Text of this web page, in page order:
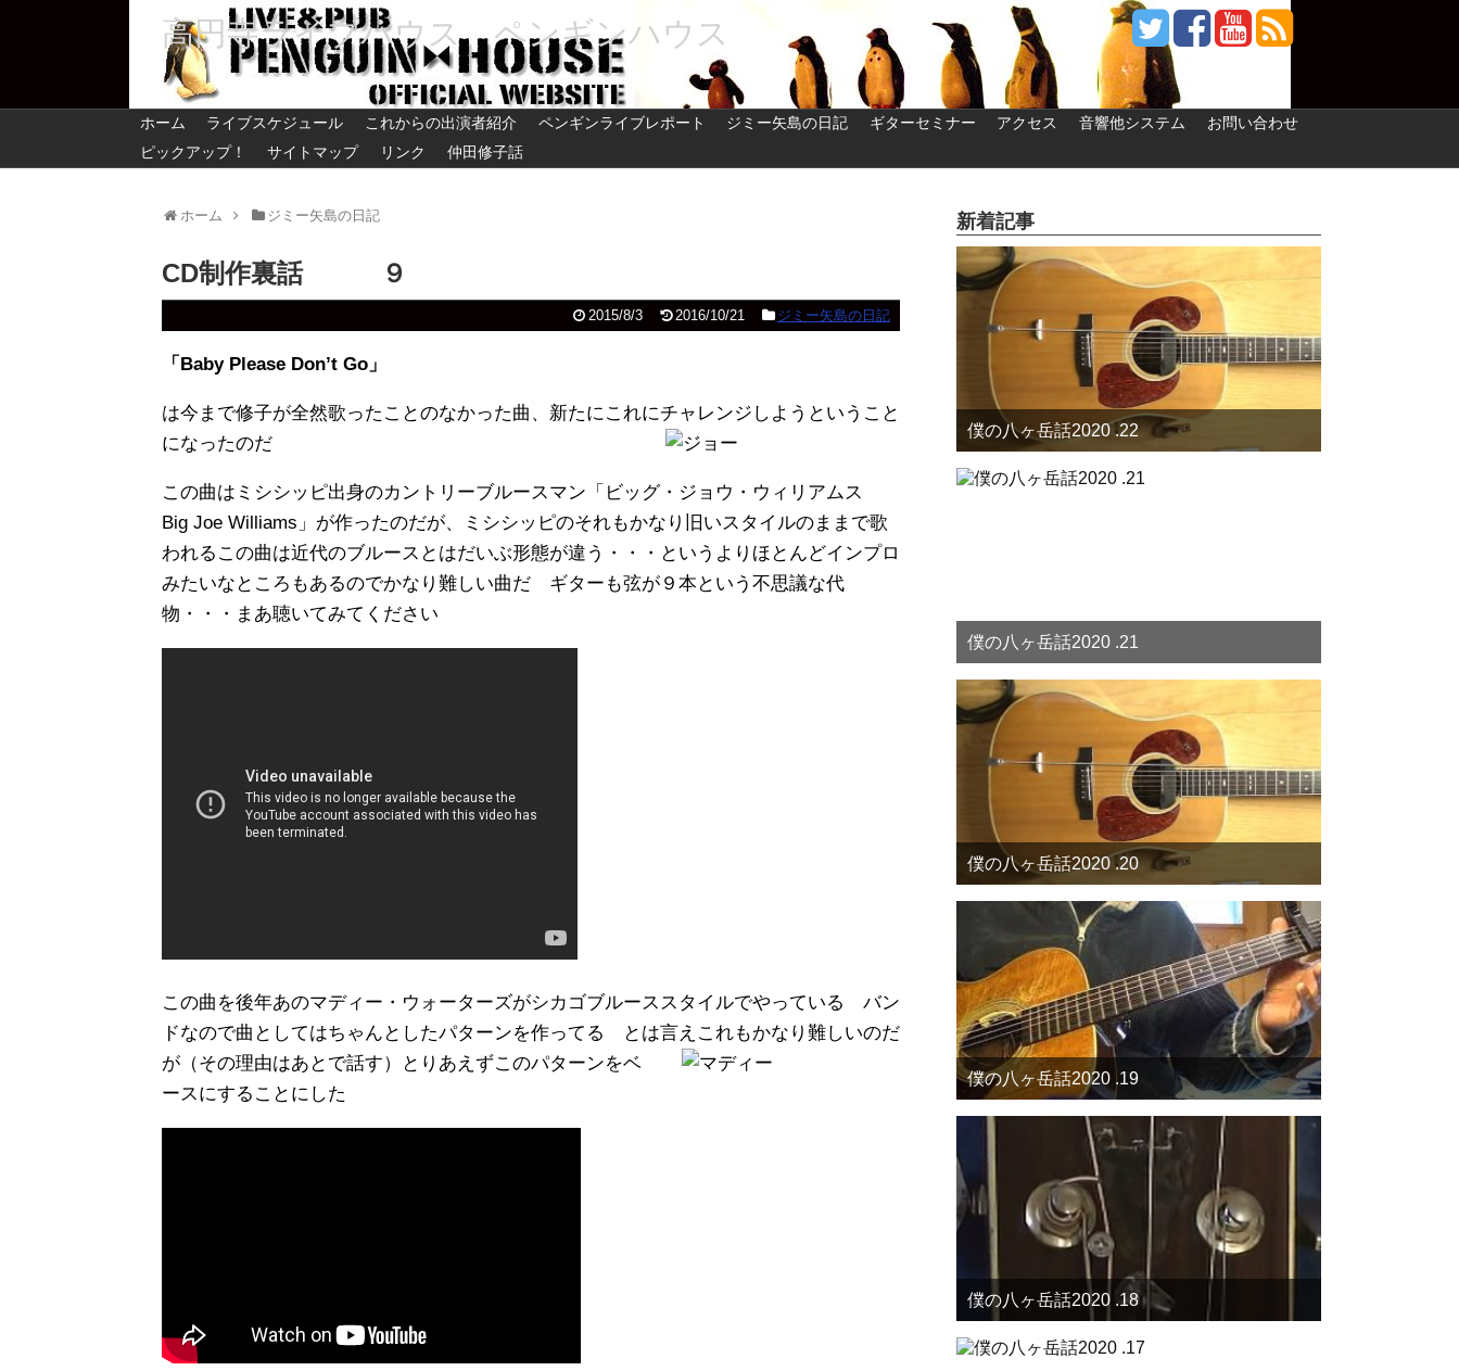
高円寺ライブハウス ペンギンハウス
ホーム ライブスケジュール これからの出演者紹介 ペンギンライブレポート ジミー矢島の日記 ギターセミナー アクセス 音響他システム
お問い合わせ
ピックアップ！
サイトマップ リンク 仲田修子話
ホーム ジミー矢島の日記
CD制作裏話 ９
2015/8/3 2016/10/21 ジミー矢島の日記
「Baby Please Don’t Go」
は今まで修子が全然歌ったことのなかった曲、新たにこれにチャレンジしようということ
になったのだ
この曲はミシシッピ出身のカントリーブルースマン「ビッグ・ジョウ・ウィリアムス
Big Joe Williams」が作ったのだが、ミシシッピのそれもかなり旧いスタイルのままで歌
われるこの曲は近代のブルースとはだいぶ形態が違う・・・というよりほとんどインプロ
みたいなところもあるのでかなり難しい曲だ ギターも弦が９本という不思議な代
物・・・まあ聴いてみてください
この曲を後年あのマディー・ウォーターズがシカゴブルーススタイルでやっている バン
ドなので曲としてはちゃんとしたパターンを作ってる とは言えこれもかなり難しいのだ
が（その理由はあとで話す）とりあえずこのパターンをベ
ースにすることにした
新着記事
僕の八ヶ岳話2020 .22
僕の八ヶ岳話2020 .21
僕の八ヶ岳話2020 .20
僕の八ヶ岳話2020 .19
僕の八ヶ岳話2020 .18